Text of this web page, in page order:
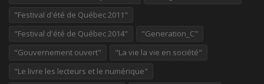
"Festival d'été de Québec 2011"
"Festival d'été de Québec 2014"
"Generation_C"
"Gouvernement ouvert"
"La vie la vie en société"
"Le livre les lecteurs et le numérique"